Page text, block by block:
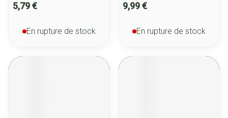
5,79 €
En rupture de stock
9,99 €
En rupture de stock